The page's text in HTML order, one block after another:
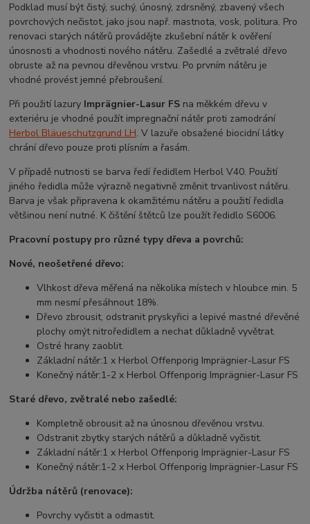
Podklad musí být čistý, suchý, únosný, zdrsněný, zbavený všech
povrchových nečistot, jako jsou např. mastnota, vosk, politura. Pro
renovaci starých nátěrů provádějte zkušební nátěr k ověření
únosnosti a vhodnosti nového nátěru. Zašedlé a zvětralé dřevo
obruste až na pevnou dřevěnou vrstvu. Po prvním nátěru je
vhodné provést jemné přebroušení.
Při použití lazury Imprägnier-Lasur FS na měkkém dřevu v
exteriéru je vhodné použít impregnační nátěr proti zamodrání
Herbol Bläueschutzgrund LH. V lazuře obsažené biocidní látky
chrání dřevo pouze proti plísním a řasám.
V případě nutnosti se barva ředí ředidlem Herbol V40. Použití
jiného ředidla může výrazně negativně změnit trvanlivost nátěru.
Barva je však připravena k okamžitému nátěru a použití ředidla
většinou není nutné. K čištění štětců lze použít ředidlo S6006.
Pracovní postupy pro různé typy dřeva a povrchů:
Nové, neošetřené dřevo:
Vlhkost dřeva měřená na několika místech v hloubce min. 5
mm nesmí přesáhnout 18%.
Dřevo zbrousit, odstranit pryskyřici a lepivé mastné dřevěné
plochy omýt nitroředidlem a nechat důkladně vyvětrat.
Ostré hrany zaoblit.
Základní nátěr:1 x Herbol Offenporig Imprägnier-Lasur FS
Konečný nátěr:1-2 x Herbol Offenporig Imprägnier-Lasur FS
Staré dřevo, zvětralé nebo zašedlé:
Kompletně obrousit až na únosnou dřevěnou vrstvu.
Odstranit zbytky starých nátěrů a důkladně vyčistit.
Základní nátěr:1 x Herbol Offenporig Imprägnier-Lasur FS
Konečný nátěr:1-2 x Herbol Offenporig Imprägnier-Lasur FS
Údržba nátěrů (renovace):
Povrchy vyčistit a odmastit.